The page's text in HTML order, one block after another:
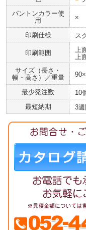
パントンカラー使
用
×
印刷仕様 ス
印刷範囲
上
上
サイズ（長さ・
幅・高さ）／重量
最少発注数
10
最短納期
3週